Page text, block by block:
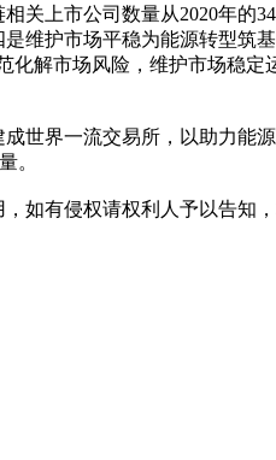
上市公司数量从2020年的
是维护市场平稳为能源转型筑
解市场风险，维护市场稳
世界一流交易所，以助力能
。
如有侵权请权利人予以告知